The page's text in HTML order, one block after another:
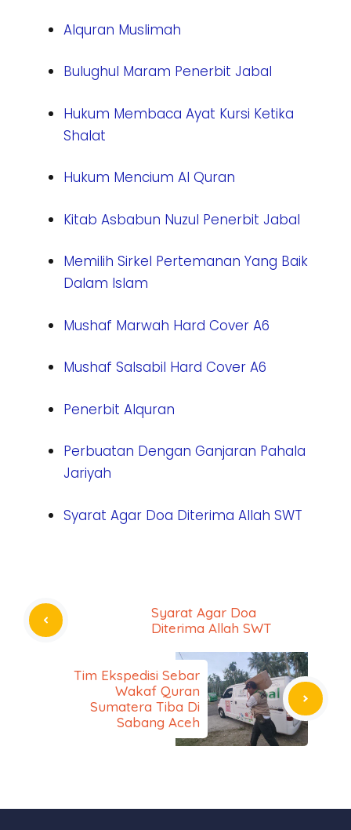
Alquran Muslimah
Bulughul Maram Penerbit Jabal
Hukum Membaca Ayat Kursi Ketika
Shalat
Hukum Mencium Al Quran
Kitab Asbabun Nuzul Penerbit Jabal
Memilih Sirkel Pertemanan Yang Baik
Dalam Islam
Mushaf Marwah Hard Cover A6
Mushaf Salsabil Hard Cover A6
Penerbit Alquran
Perbuatan Dengan Ganjaran Pahala
Jariyah
Syarat Agar Doa Diterima Allah SWT
Syarat Agar Doa
Diterima Allah SWT
Tim Ekspedisi Sebar
Wakaf Quran
Sumatera Tiba Di
Sabang Aceh